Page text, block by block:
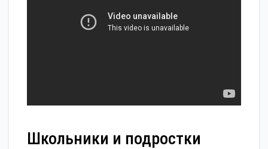
Школьники и подростки